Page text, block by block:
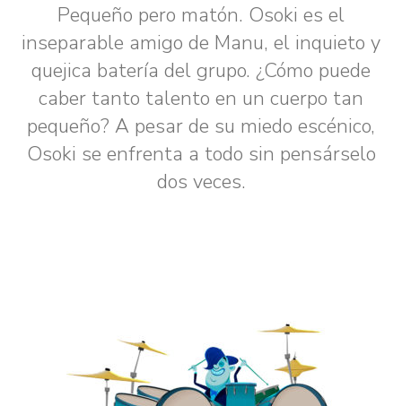
Pequeño pero matón. Osoki es el
inseparable amigo de Manu, el inquieto y
quejica batería del grupo. ¿Cómo puede
caber tanto talento en un cuerpo tan
pequeño? A pesar de su miedo escénico,
Osoki se enfrenta a todo sin pensárselo
dos veces.